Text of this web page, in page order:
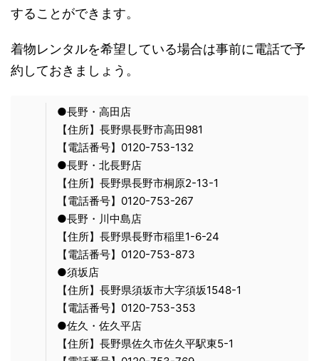
することができます。
着物レンタルを希望している場合は事前に電話で予
約しておきましょう。
●長野・高田店
【住所】長野県長野市高田981
【電話番号】0120-753-132
●長野・北長野店
【住所】長野県長野市桐原2-13-1
【電話番号】0120-753-267
●長野・川中島店
【住所】長野県長野市稲里1-6-24
【電話番号】0120-753-873
●須坂店
【住所】長野県須坂市大字須坂1548-1
【電話番号】0120-753-353
●佐久・佐久平店
【住所】長野県佐久市佐久平駅東5-1